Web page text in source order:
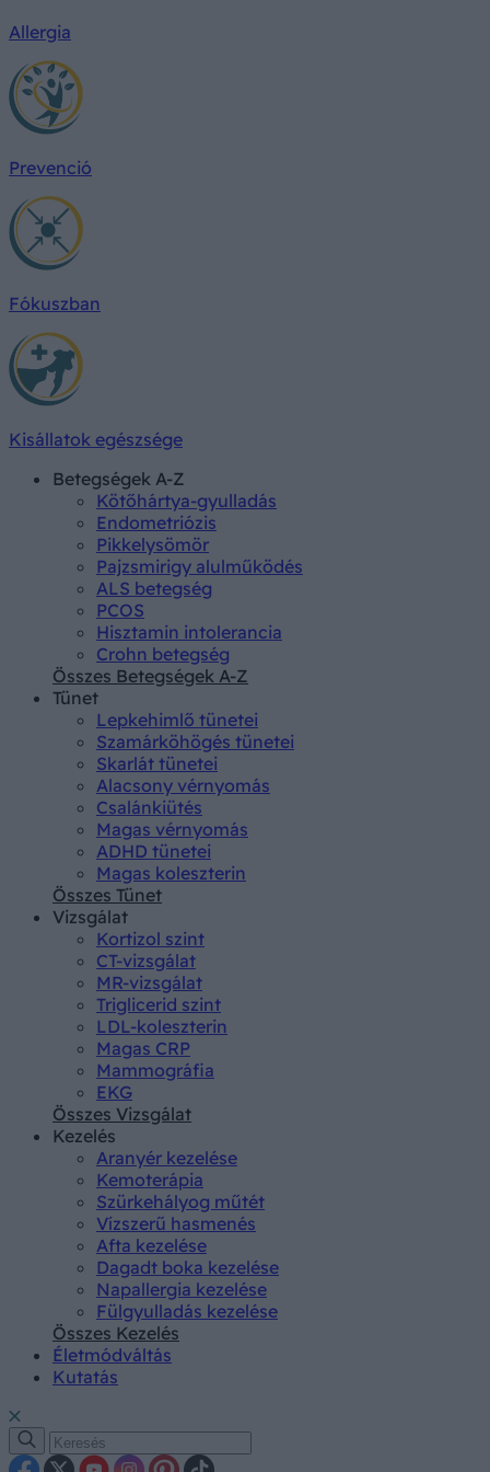
Allergia
Prevenció
Fókuszban
Kisállatok egészsége
Betegségek A-Z
Kötőhártya-gyulladás
Endometriózis
Pikkelysömör
Pajzsmirigy alulműködés
ALS betegség
PCOS
Hisztamin intolerancia
Crohn betegség
Összes Betegségek A-Z
Tünet
Lepkehimlő tünetei
Szamárköhögés tünetei
Skarlát tünetei
Alacsony vérnyomás
Csalánkiütés
Magas vérnyomás
ADHD tünetei
Magas koleszterin
Összes Tünet
Vizsgálat
Kortizol szint
CT-vizsgálat
MR-vizsgálat
Triglicerid szint
LDL-koleszterin
Magas CRP
Mammográfia
EKG
Összes Vizsgálat
Kezelés
Aranyér kezelése
Kemoterápia
Szürkehályog műtét
Vízszerű hasmenés
Afta kezelése
Dagadt boka kezelése
Napallergia kezelése
Fülgyulladás kezelése
Összes Kezelés
Életmódváltás
Kutatás